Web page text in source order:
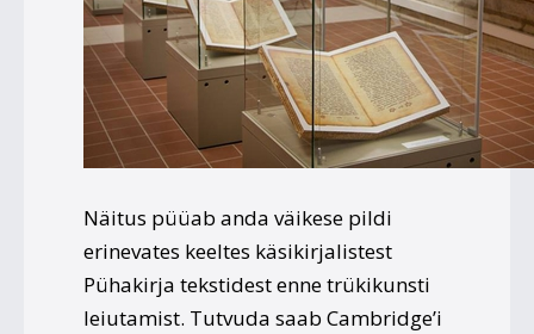
Näitus püüab anda väikese pildi
erinevates keeltes käsikirjalistest
Pühakirja tekstidest enne trükikunsti
leiutamist. Tutvuda saab Cambridge’i